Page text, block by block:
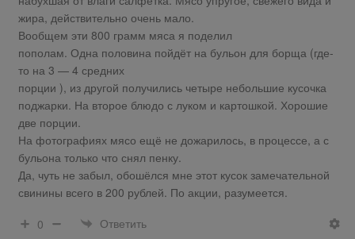
жира, действительно очень мало.
Вообщем эти 800 грамм мяса я поделил
пополам. Одна половина пойдёт на бульон для борща (где-
то на 3 — 4 средних
порции ), из другой получились четыре небольшие кусочка
поджарки. На второе блюдо с луком и картошкой. Хорошие
две порции.
На фотографиях мясо ещё не дожарилось, в процессе, а с
бульона только что снял пенку.
Да, чуть не забыл, обошёлся мне этот кусок замечательной
свинины всего в 200 рублей. По акции, разумеется.
0
Ответить